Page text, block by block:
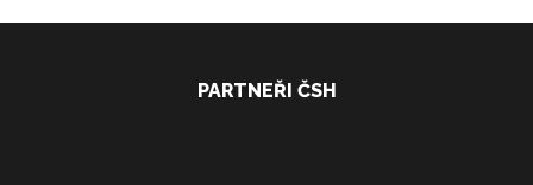
PARTNEŘI ČSH